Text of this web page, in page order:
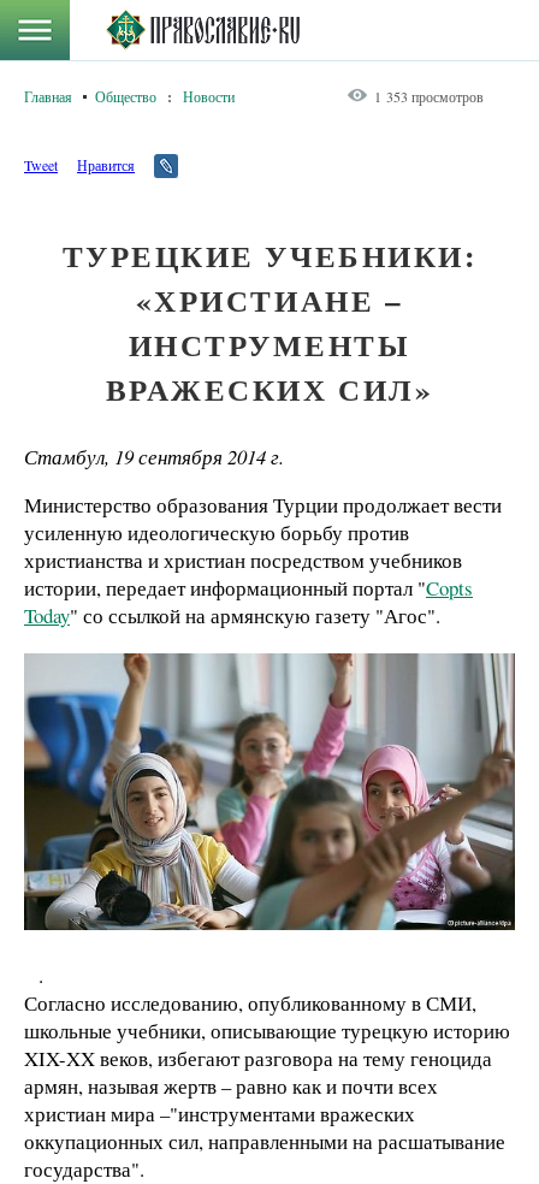
Главная Общество : Новости 1 353 просмотров
Tweet Нравится
ТУРЕЦКИЕ УЧЕБНИКИ:
«ХРИСТИАНЕ –
ИНСТРУМЕНТЫ
ВРАЖЕСКИХ СИЛ»
Стамбул, 19 сентября 2014 г.
Министерство образования Турции продолжает вести
усиленную идеологическую борьбу против
христианства и христиан посредством учебников
истории, передает информационный портал "Copts
Today" со ссылкой на армянскую газету "Агос".
.
Согласно исследованию, опубликованному в СМИ,
школьные учебники, описывающие турецкую историю
XIX-XX веков, избегают разговора на тему геноцида
армян, называя жертв – равно как и почти всех
христиан мира –"инструментами вражеских
оккупационных сил, направленными на расшатывание
государства".